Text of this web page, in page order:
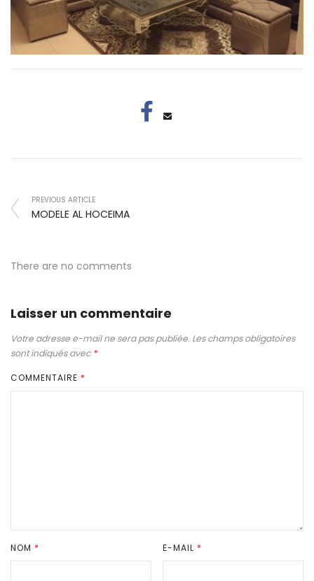
PREVIOUS ARTICLE
MODELE AL HOCEIMA
There are no comments
Laisser un commentaire
Votre adresse e-mail ne sera pas publiée. Les champs obligatoires
sont indiqués avec *
COMMENTAIRE *
NOM * E-MAIL *